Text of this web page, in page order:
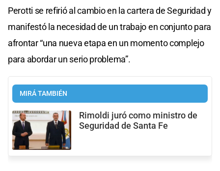
Perotti se refirió al cambio en la cartera de Seguridad y
manifestó la necesidad de un trabajo en conjunto para
afrontar “una nueva etapa en un momento complejo
para abordar un serio problema”.
MIRÁ TAMBIÉN
Rimoldi juró como ministro de
Seguridad de Santa Fe